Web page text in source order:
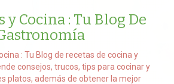
y Cocina : Tu Blog De
: Tu Blog de recetas de cocina y
consejos, trucos, tips para cocinar y
platos, además de obtener la mejor